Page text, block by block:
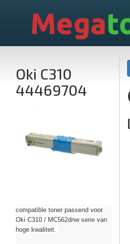
Mega
Oki C310
44469704
compatible toner passend voor
Oki C310 / MC562dnw serie van
hoge kwaliteit.